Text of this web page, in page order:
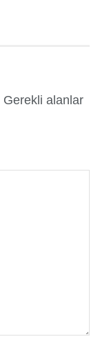
Gerekli alanlar